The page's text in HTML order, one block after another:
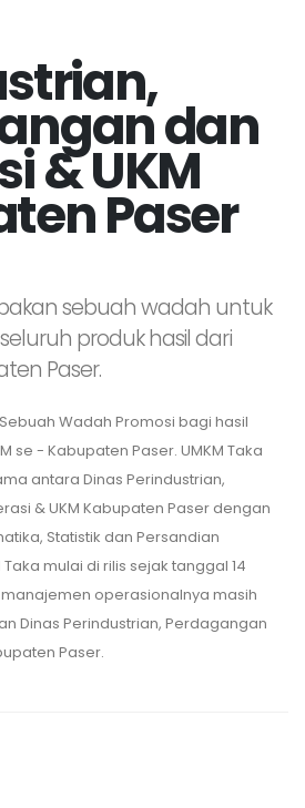
dan
& UKM
Paser
sebuah wadah untuk
produk hasil dari
Paser.
Wadah Promosi bagi hasil
se - Kabupaten Paser. UMKM Taka
antara Dinas Perindustrian,
& UKM Kabupaten Paser dengan
Statistik dan Persandian
mulai di rilis sejak tanggal 14
operasionalnya masih
Dinas Perindustrian, Perdagangan
Paser.